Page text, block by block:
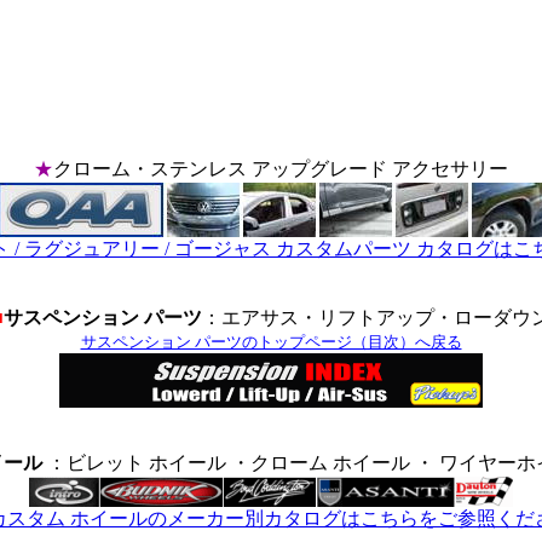
★クローム・ステンレス アップグレード アクセサリー
/ ラグジュアリー / ゴージャス カスタムパーツ カタログはこ
サスペンション パーツ ：エアサス・リフトアップ・ローダウ
サスペンション パーツのトップページ（目次）へ戻る
ル：ビレット ホイール ・クローム ホイール ・ ワイヤーホ
スタム ホイールのメーカー別カタログはこちらをご参照くだ